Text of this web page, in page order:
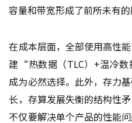
容量和带宽形成了前所未有的
在成本层面，全部使用高性
建“热数据（TLC）+温冷
成为必然选择。此外，存力
长，存算发展失衡的结构性
不仅要解决单个产品的性能